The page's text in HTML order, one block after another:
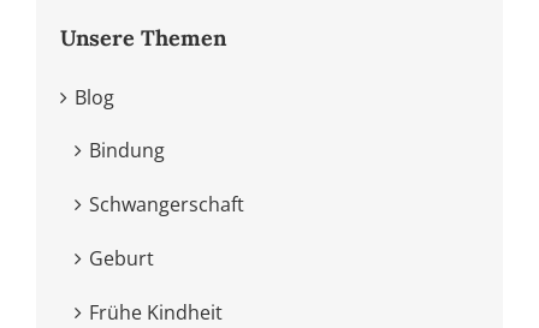
Unsere Themen
Blog
Bindung
Schwangerschaft
Geburt
Frühe Kindheit